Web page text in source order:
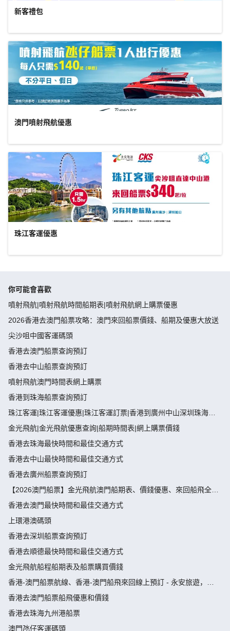
新客禮包
澳門噴射飛航優惠
珠江客運優惠
你可能會喜歡
噴射飛航|噴射飛航時間船期表|噴射飛航網上購票優惠
2026香港去澳門船票攻略：澳門來回船票價錢、船期及優惠大放送
尖沙咀中國客運碼頭
香港去澳門船票查詢預訂
香港去中山船票查詢預訂
噴射飛航澳門時間表網上購票
香港到珠海船票查詢預訂
珠江客運|珠江客運優惠|珠江客運訂票|香港到廣州中山深圳珠海佛
山船票
金光飛航|金光飛航優惠查詢|船期時間表|網上購票價錢
香港去珠海最快時間和最佳交通方式
香港去中山最快時間和最佳交通方式
香港去廣州船票查詢預訂
【2026澳門船票】金光飛航澳門船期表、價錢優惠、來回船飛全攻
略
香港去澳門最快時間和最佳交通方式
上環港澳碼頭
香港去深圳船票查詢預訂
香港去順德最快時間和最佳交通方式
金光飛航船程船期表及船票購買價錢
香港-澳門船票航線、香港-澳門船飛來回線上預訂 - 永安旅遊，
wing on travel
香港去澳門船票船飛優惠和價錢
香港去珠海九州港船票
澳門氹仔客運碼頭